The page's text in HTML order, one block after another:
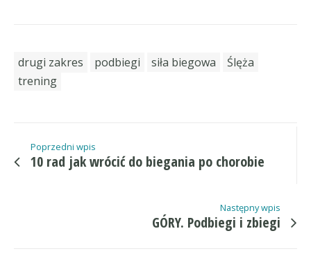
drugi zakres podbiegi siła biegowa
Ślęża
trening
Poprzedni wpis
10 rad jak wrócić do biegania po chorobie
Następny wpis
GÓRY. Podbiegi i zbiegi